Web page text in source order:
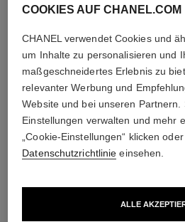
COOKIES AUF CHANEL.COM
CHANEL verwendet Cookies und
um Inhalte zu personalisieren und
maßgeschneidertes Erlebnis zu
relevanter Werbung und
Website und bei unseren Partnern.
Einstellungen verwalten und mehr
„Cookie-Einstellungen“ klicken
Datenschutzrichtlinie einsehen.
ALLE